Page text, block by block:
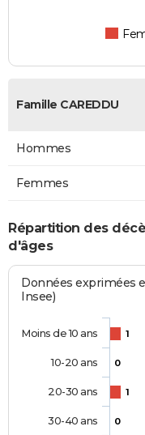
Famille CAREDDU
Hommes
Femmes
Répartition des
d'âges
Données exprimées
Insee)
1
0
1
0
Moins de 10 ans
10-20 ans
20-30 ans
30-40 ans